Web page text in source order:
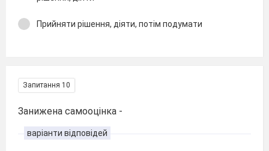
Прийняти рішення, діяти, потім подумати
Запитання 10
Занижена самооцінка -
варіанти відповідей